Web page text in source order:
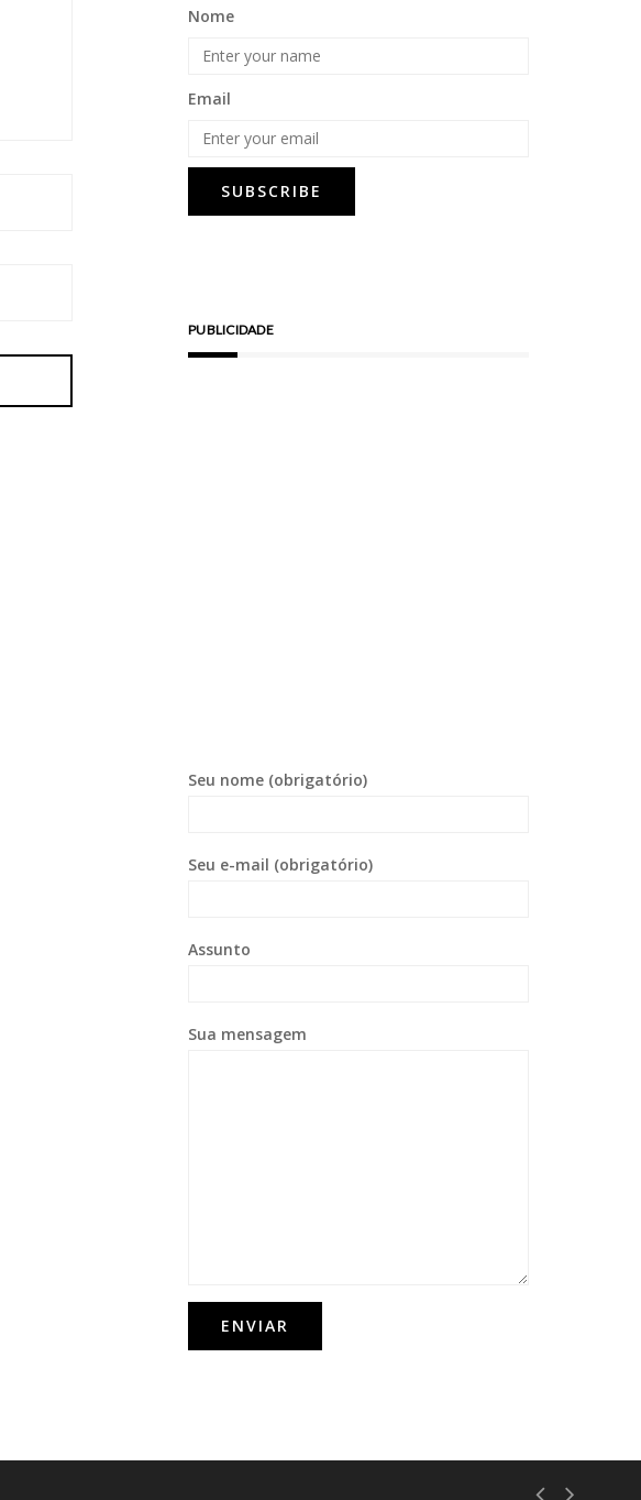
Nome
Email
PUBLICIDADE
Seu nome (obrigatório)
Seu e-mail (obrigatório)
Assunto
Sua mensagem